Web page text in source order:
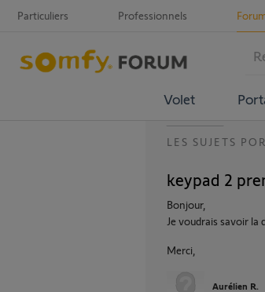
Particuliers Professionnels
Volet
LES SUJETS
keypad 2
Bonjour,
Je voudrais savoir la
Merci,
Aurélien R.